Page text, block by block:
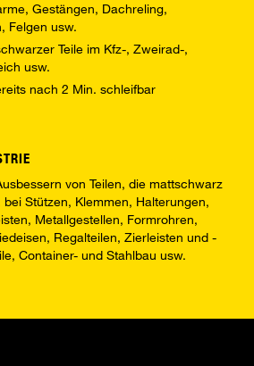
Gestängen, Dachreling,
Felgen usw.
Teile im Kfz-, Zweirad-,
usw.
nach 2 Min. schleifbar
von Teilen, die mattschwarz
Stützen, Klemmen, Halterungen,
Metallgestellen, Formrohren,
Regalteilen, Zierleisten und -
Container- und Stahlbau usw.